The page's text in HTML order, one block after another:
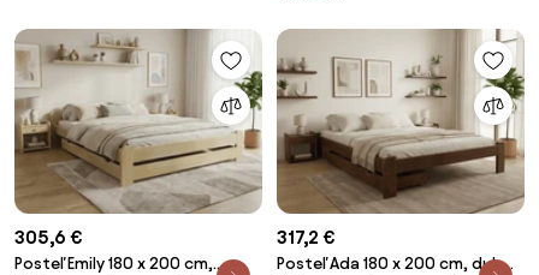
305,6 €
Posteľ Emily 180 x 200 cm,
317,2 €
Posteľ Ada 180 x 200 cm, dub